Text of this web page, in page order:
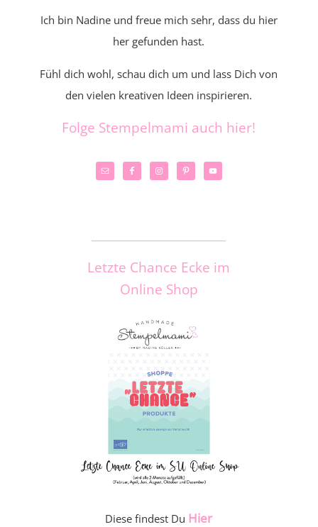
Ich bin Nadine und freue mich sehr, dass du hier
her gefunden hast.
Fühl dich wohl, schau dich um und lass Dich von
den vielen kreativen Ideen inspirieren.
Folge Stempelmami auch hier!
Letzte Chance Ecke im
Online Shop
Diese findest Du Hier